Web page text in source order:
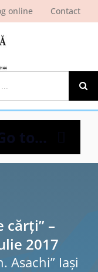
online Contact
to...
cărți” –
2017
Asachi” Iaşi